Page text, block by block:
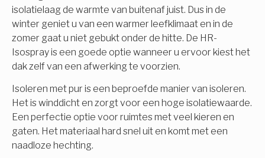
isolatielaag de warmte van buitenaf juist. Dus in de
winter geniet u van een warmer leefklimaat en in de
zomer gaat u niet gebukt onder de hitte. De HR-
Isospray is een goede optie wanneer u ervoor kiest het
dak zelf van een afwerking te voorzien.
Isoleren met pur is een beproefde manier van isoleren.
Het is winddicht en zorgt voor een hoge isolatiewaarde.
Een perfectie optie voor ruimtes met veel kieren en
gaten. Het materiaal hard snel uit en komt met een
naadloze hechting.